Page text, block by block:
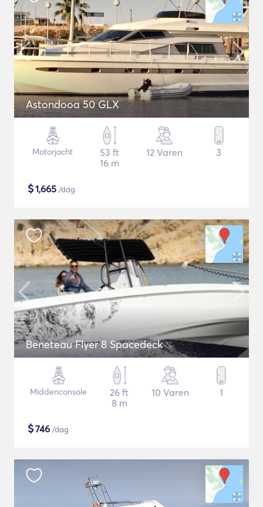
Astondooa 50 GLX
Motorjacht
53 ft
16 m
12 Varen 3
$1,665 /dag
Beneteau Flyer 8 Spacedeck
Middenconsole
26 ft
8 m
10 Varen 1
$746 /dag